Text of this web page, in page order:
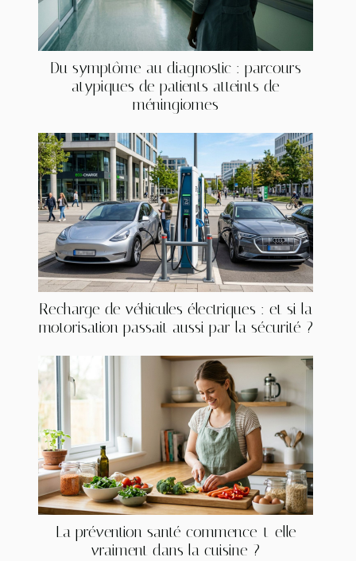
Du symptôme au diagnostic : parcours
atypiques de patients atteints de
méningiomes
Recharge de véhicules électriques : et si la
motorisation passait aussi par la sécurité ?
La prévention santé commence-t-elle
vraiment dans la cuisine ?